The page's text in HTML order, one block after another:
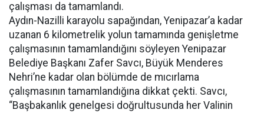
çalışması da tamamlandı.
Aydın-Nazilli karayolu sapağından, Yenipazar’a kadar
uzanan 6 kilometrelik yolun tamamında genişletme
çalışmasının tamamlandığını söyleyen Yenipazar
Belediye Başkanı Zafer Savcı, Büyük Menderes
Nehri’ne kadar olan bölümde de mıcırlama
çalışmasının tamamlandığına dikkat çekti. Savcı,
“Başbakanlık genelgesi doğrultusunda her Valinin